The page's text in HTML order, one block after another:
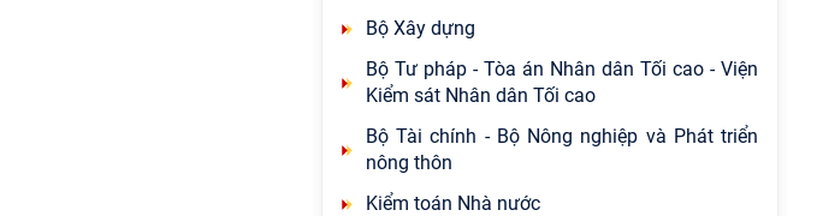
Bộ Xây dựng
Bộ Tư pháp - Tòa án Nhân dân Tối cao - Viện
Kiểm sát Nhân dân Tối cao
Bộ Tài chính - Bộ Nông nghiệp và Phát triển
nông thôn
Kiểm toán Nhà nước